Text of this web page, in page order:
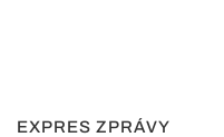
EXPRES ZPRÁVY